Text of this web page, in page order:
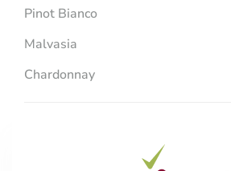
Pinot Bianco
Malvasia
Chardonnay